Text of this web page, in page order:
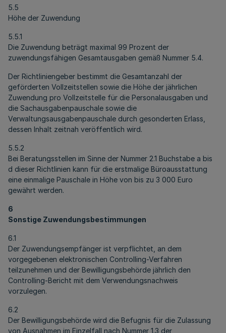
5.5
Höhe der Zuwendung
5.5.1
Die Zuwendung beträgt maximal 99 Prozent der
zuwendungsfähigen Gesamtausgaben gemäß Nummer 5.4.
Der Richtliniengeber bestimmt die Gesamtanzahl der
geförderten Vollzeitstellen sowie die Höhe der jährlichen
Zuwendung pro Vollzeitstelle für die Personalausgaben und
die Sachausgabenpauschale sowie die
Verwaltungsausgabenpauschale durch gesonderten Erlass,
dessen Inhalt zeitnah veröffentlich wird.
5.5.2
Bei Beratungsstellen im Sinne der Nummer 2.1 Buchstabe a bis
d dieser Richtlinien kann für die erstmalige Büroausstattung
eine einmalige Pauschale in Höhe von bis zu 3 000 Euro
gewährt werden.
6
Sonstige Zuwendungsbestimmungen
6.1
Der Zuwendungsempfänger ist verpflichtet, an dem
vorgegebenen elektronischen Controlling-Verfahren
teilzunehmen und der Bewilligungsbehörde jährlich den
Controlling-Bericht mit dem Verwendungsnachweis
vorzulegen.
6.2
Der Bewilligungsbehörde wird die Befugnis für die Zulassung
von Ausnahmen im Einzelfall nach Nummer 1.3 der